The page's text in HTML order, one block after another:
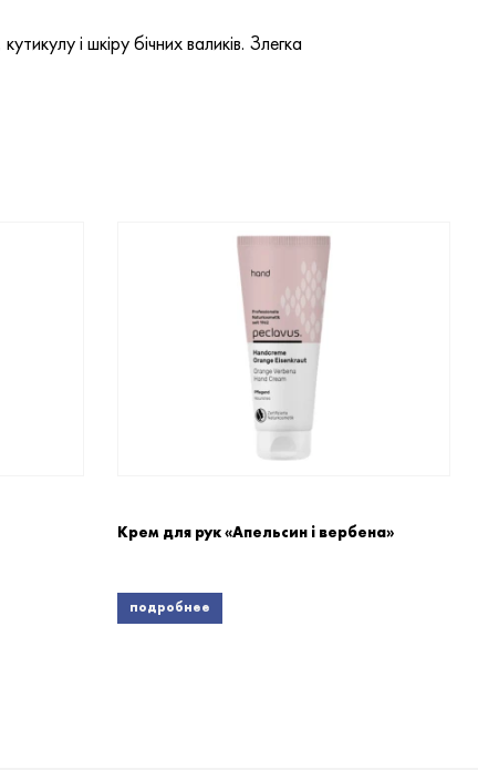
і шкіру бічних валиків. Злегка
Крем для рук «Апельсин і вербена»
подробнее